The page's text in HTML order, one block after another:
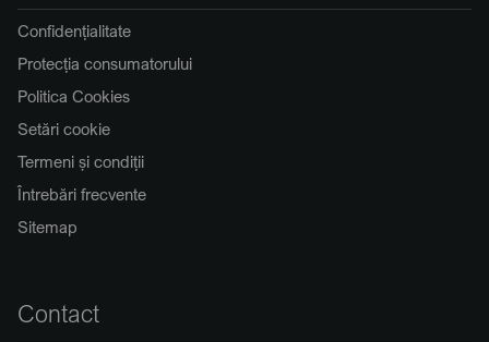
Confidențialitate
Protecția consumatorului
Politica Cookies
Setări cookie
Termeni și condiții
Întrebări frecvente
Sitemap
Contact